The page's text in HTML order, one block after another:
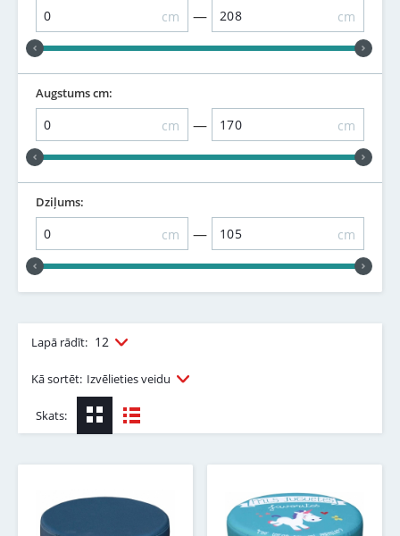
cm — cm
Augstums cm:
cm — cm
Dziļums:
cm — cm
Lapā rādīt: 12
Kā sortēt: Izvēlieties veidu
Skats: